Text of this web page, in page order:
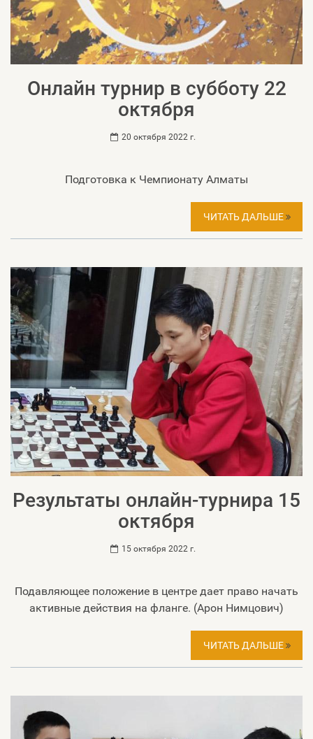
Онлайн турнир в субботу 22
октября
20 октября 2022 г.
Подготовка к Чемпионату Алматы
ЧИТАТЬ ДАЛЬШЕ
Результаты онлайн-турнира 15
октября
15 октября 2022 г.
Подавляющее положение в центре дает право начать
активные действия на фланге. (Арон Нимцович)
ЧИТАТЬ ДАЛЬШЕ